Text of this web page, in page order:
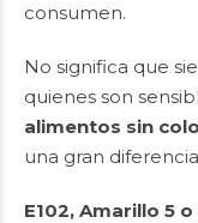
consumen.
No significa que
quienes son
alimentos sin
una gran
E102, Amarillo 5